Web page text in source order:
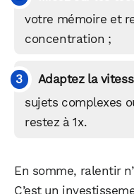
votre mémoire et
concentration ;
Adaptez la
sujets complexes
restez à 1x.
En somme, ralentir
C’est un